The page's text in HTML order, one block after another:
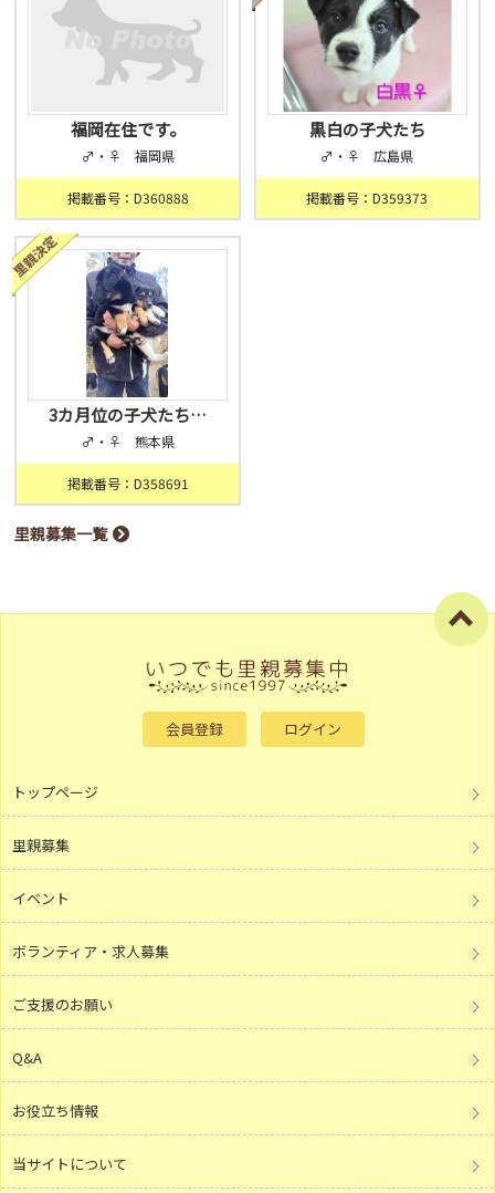
福岡在住です。
♂・♀ 福岡県
掲載番号：D360888
黒白の子犬たち
♂・♀ 広島県
掲載番号：D359373
3カ月位の子犬たち…
♂・♀ 熊本県
掲載番号：D358691
里親募集一覧
会員登録 ログイン
トップページ
里親募集
イベント
ボランティア・求人募集
ご支援のお願い
Q&A
お役立ち情報
当サイトについて